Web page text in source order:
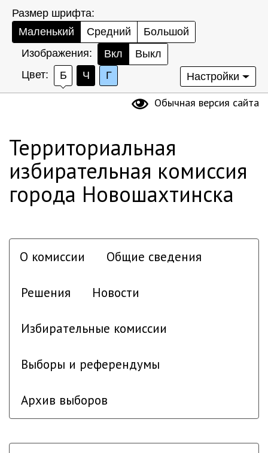
Размер шрифта:
Маленький
Средний
Большой
Изображения:
Вкл
Выкл
Цвет:
Б Ч Г Настройки
Обычная версия сайта
Территориальная
избирательная комиссия
города Новошахтинска
О комиссии Общие сведения
Решения Новости
Избирательные комиссии
Выборы и референдумы
Архив выборов